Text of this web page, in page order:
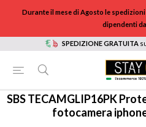
Durante il mese di Agosto le
dipendenti
SPEDIZIONE GRATUITA
TELEFONIA /
PROTEZIONE, SCREEN
SBS TECAMGLIP16PK
fotocamera